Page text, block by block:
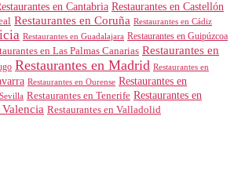
en Cantabria Restaurantes en Castellón
Restaurantes en Coruña Restaurantes en Cádiz
Restaurantes en Guadalajara Restaurantes en Guipúzcoa
en Las Palmas Canarias Restaurantes en
Restaurantes en Madrid Restaurantes en
Restaurantes en Ourense Restaurantes en
Restaurantes en Tenerife Restaurantes en
Restaurantes en Valladolid